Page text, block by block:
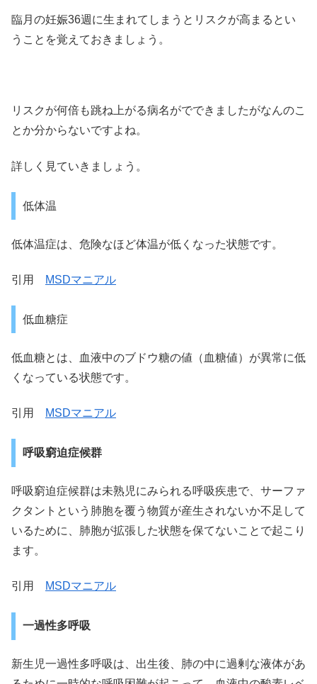
臨月の妊娠36週 に生まれてしまうとリスクが高まるとい
うことを覚えておきましょう。
リスクが何倍も跳ね上がる病名がでできましたがなんのこ
とか分からないですよね。
詳しく見ていきましょう。
低体温
低体温症は、危険なほど体温が低くなった状態です。
引用 MSDマニアル
低血糖症
低血糖とは、血液中のブドウ糖の値（血糖値）が異常に低
くなっている状態です。
引用 MSDマニアル
呼吸窮迫症候群
呼吸窮迫症候群は未熟児にみられる呼吸疾患で、サーファ
クタントという肺胞を覆う物質が産生されないか不足して
いるために、肺胞が拡張した状態を保てないことで起こり
ます。
引用 MSDマニアル
一過性多呼吸
新生児一過性多呼吸は、出生後、肺の中に過剰な液体があ